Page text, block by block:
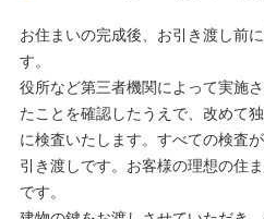
お住まいの完成後、お引き渡し前
す。
役所など第三者機関によって実施
たことを確認したうえで、改めて
に検査いたします。すべての検査
引き渡しです。お客様の理想の住
です。